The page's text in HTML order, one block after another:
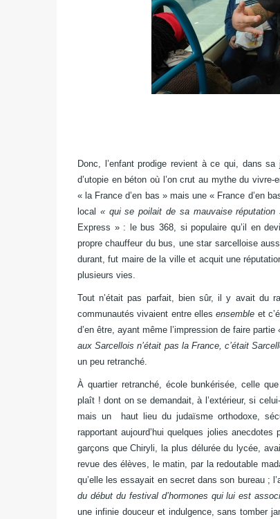
Donc, l’enfant prodige revient à ce qui, dans
d’utopie en béton où l’on crut au mythe du
« la France d’en bas » mais une « France d’en
local « qui se poilait de sa mauvaise
Express » : le bus 368, si populaire qu’il en
propre chauffeur du bus, une star sarcelloise
durant, fut maire de la ville et acquit une
plusieurs vies.
Tout n’était pas parfait, bien sûr, il y avait du
communautés vivaient entre ellesensemble et
d’en être, ayant même l’impression de faire partie
aux Sarcellois n’était pas la France, c’était
un peu retranché.
À quartier retranché, école bunkérisée, celle
plaît ! dont on se demandait, à l’extérieur, si
mais un haut lieu du judaïsme orthodoxe,
rapportant aujourd’hui quelques jolies
garçons que Chiryli, la plus délurée du lycée,
revue des élèves, le matin, par la redoutable
qu’elle les essayait en secret dans son bureau ;
du début du festival d’hormones qui lui est
une infinie douceur et indulgence, sans tomber